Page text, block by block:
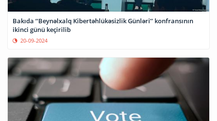
Bakıda ‘‘Beynəlxalq Kibertəhlükəsizlik Günləri’’ konfransının
ikinci günü keçirilib
20-09-2024